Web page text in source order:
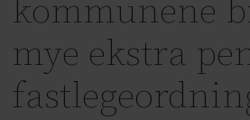
kommunene
mye ekstra